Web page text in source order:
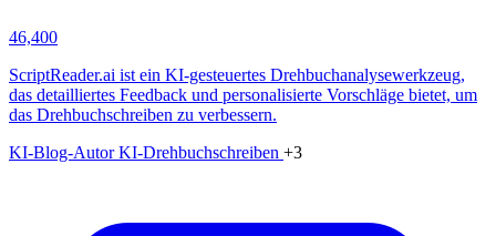
46,400
ScriptReader.ai ist ein KI-gesteuertes Drehbuchanalysewerkzeug,
das detailliertes Feedback und personalisierte Vorschläge bietet, um
das Drehbuchschreiben zu verbessern.
KI-Blog-AutorKI-Drehbuchschreiben +3